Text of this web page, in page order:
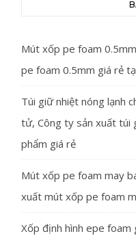
Mút xốp pe foam
pe foam 0.5mm giá rẻ
Túi giữ nhiệt nóng lạnh
tử, Công ty sản xuất túi
phẩm giá rẻ
Mút xốp pe foam may
xuất mút xốp pe foam
Xốp định hình epe